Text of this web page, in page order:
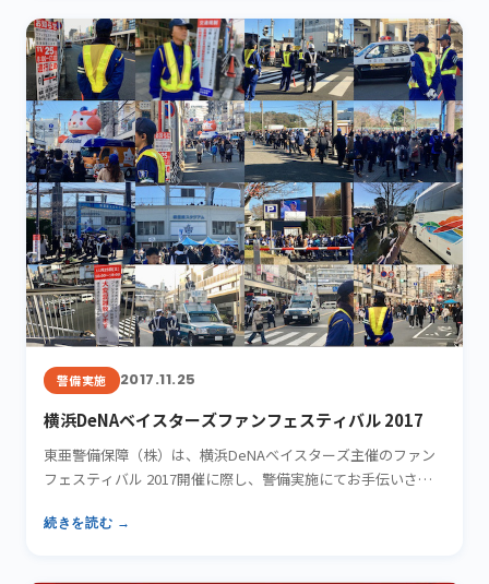
警備実施 2017.11.25
横浜DeNAベイスターズファンフェスティバル 2017
東亜警備保障（株）は、横浜DeNAベイスターズ主催のファン
フェスティバル 2017開催に際し、警備実施にてお手伝いさせ
続きを読む →